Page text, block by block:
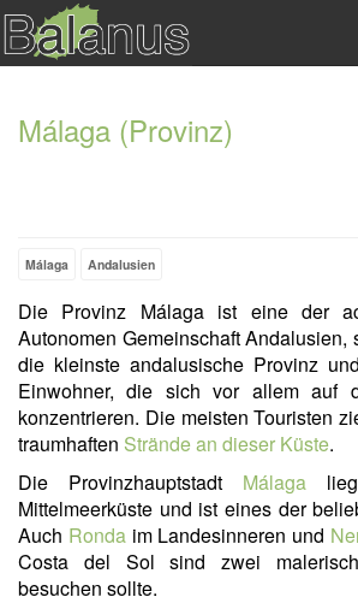
Málaga (Provinz)
Málaga Andalusien
Die Provinz Málaga ist eine der
Autonomen Gemeinschaft Andalusien,
die kleinste andalusische Provinz
Einwohner, die sich vor allem auf
konzentrieren. Die meisten Touristen
traumhaften Strände an dieser Küste.
Die Provinzhauptstadt Málaga
Mittelmeerküste und ist eines der
Auch Rondaim Landesinneren und
Costa del Sol sind zwei
besuchen sollte.